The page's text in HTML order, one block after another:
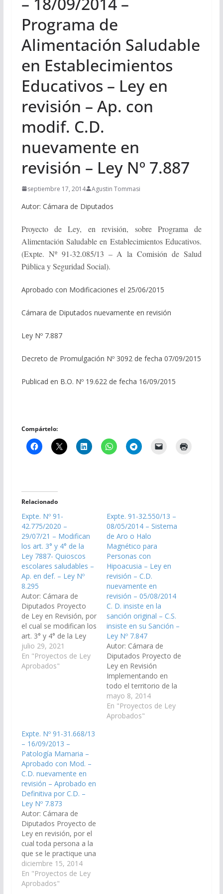
Programa de
Alimentación Saludable
en Establecimientos
Educativos – Ley en
revisión – Ap. con
modif. C.D.
nuevamente en
revisión – Ley Nº 7.887
septiembre 17, 2014 Agustin Tommasi
Autor: Cámara de Diputados
Proyecto de Ley, en revisión, sobre Programa de
Alimentación Saludable en Establecimientos Educativos.
(Expte. Nº 91-32.085/13 – A la Comisión de Salud
Pública y Seguridad Social).
Aprobado con Modificaciones el 25/06/2015
Cámara de Diputados nuevamente en revisión
Ley Nº 7.887
Decreto de Promulgación Nº 3092 de fecha 07/09/2015
Publicad en B.O. Nº 19.622 de fecha 16/09/2015
Compártelo:
Relacionado
Expte. Nº 91-
42.775/2020 –
29/07/21 – Modifican
los art. 3° y 4° de la
Ley 7887- Quioscos
escolares saludables –
Ap. en def. – Ley Nº
8.295
Autor: Cámara de
Diputados Proyecto
de Ley en Revisión, por
el cual se modifican los
art. 3° y 4° de la Ley
7887- quioscos
escolares saludables
(Expte. N° 91-
Ejecutivo para su
Promulgación. Ley Nº
8.295…
julio 29, 2021
En "Proyectos de Ley
Aprobados"
Expte. 91-32.550/13 –
08/05/2014 – Sistema
de Aro o Halo
Magnético para
Personas con
Hipoacusia – Ley en
revisión – C.D.
nuevamente en
revisión – 05/08/2014
C. D. insiste en la
sanción original – C.S.
insiste en su Sanción –
Ley Nº 7.847
Autor: Cámara de
Diputados Proyecto de
Ley en Revisión
Implementando en
todo el territorio de la
provincia de Salta, el
Sistema de Aro o Halo
Magnético para
mayo 8, 2014
En "Proyectos de Ley
Aprobados"
Expte. Nº 91-31.668/13
– 16/09/2013 –
Patología Mamaria –
Aprobado con Mod. –
C.D. nuevamente en
revisión – Aprobado en
Definitiva por C.D. –
Ley Nº 7.873
Autor: Cámara de
Diputados Proyecto de
Ley en revisión, por el
cual toda persona a la
que se le practique una
mastectomía a causa
de una patología
mamaria, tiene
diciembre 15, 2014
En "Proyectos de Ley
Aprobados"